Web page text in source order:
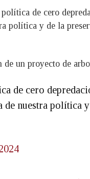
de cero
política y de la
un proyecto de
de cero
de nuestra